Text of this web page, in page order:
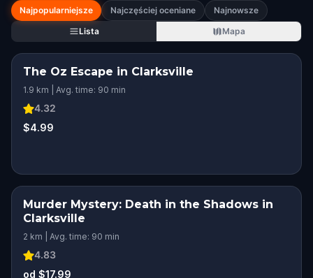
Najpopularniejsze Najczęściej oceniane
Najnowsze
Lista
Mapa
The Oz Escape in Clarksville
1.9 km | Avg. time: 90 min
4.32
$4.99
Murder Mystery: Death in the Shadows in
Clarksville
2 km | Avg. time: 90 min
4.83
od $17.99